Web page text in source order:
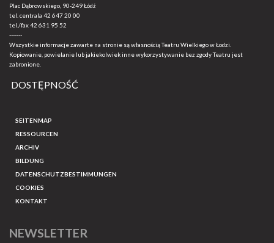
Plac Dąbrowskiego, 90-249 Łódź
tel. centrala 42 647 20 00
tel./fax42 631 95 52
-------
Wszystkie informacje zawarte na stronie są własnością Teatru Wielkiego w Łodzi.
Kopiowanie, powielanie lub jakiekolwiek inne wykorzystywanie bez zgody Teatru jest
zabronione.
DOSTĘPNOŚĆ
SEITENMAP
RESSOURCEN
ARCHIV
BILDUNG
DATENSCHUTZBESTIMMUNGEN
COOKIES
KONTAKT
NEWSLETTER